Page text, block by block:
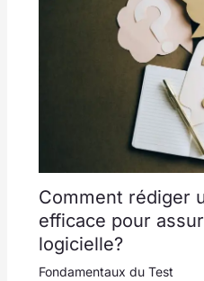
Comment rédiger
efficace pour
logicielle?
Fondamentaux du Test